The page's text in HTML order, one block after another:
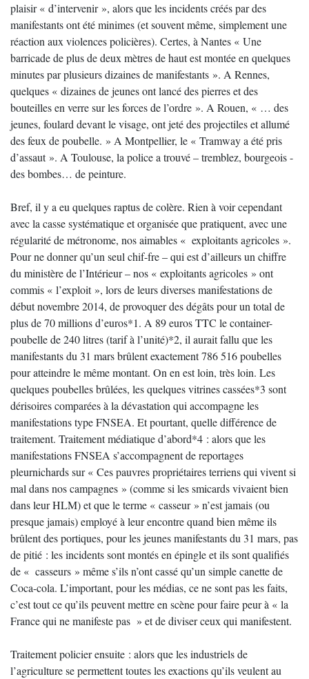
plaisir « d’intervenir », alors que les incidents créés par des
manifestants ont été minimes (et souvent même, simplement une
réaction aux violences policières). Certes, à Nantes « Une
barricade de plus de deux mètres de haut est montée en quelques
minutes par plusieurs dizaines de manifestants ». A Rennes,
quelques « dizaines de jeunes ont lancé des pierres et des
bouteilles en verre sur les forces de l’ordre ». A Rouen, « … des
jeunes, foulard devant le visage, ont jeté des projectiles et allumé
des feux de poubelle. » A Montpellier, le « Tramway a été pris
d’assaut ». A Toulouse, la police a trouvé – tremblez, bourgeois -
des bombes… de peinture.
Bref, il y a eu quelques raptus de colère. Rien à voir cependant
avec la casse systématique et organisée que pratiquent, avec une
régularité de métronome, nos aimables « exploitants agricoles ».
Pour ne donner qu’un seul chif-fre – qui est d’ailleurs un chiffre
du ministère de l’Intérieur – nos « exploitants agricoles » ont
commis « l’exploit », lors de leurs diverses manifestations de
début novembre 2014, de provoquer des dégâts pour un total de
plus de 70 millions d’euros*1. A 89 euros TTC le container-
poubelle de 240 litres (tarif à l’unité)*2, il aurait fallu que les
manifestants du 31 mars brûlent exactement 786 516 poubelles
pour atteindre le même montant. On en est loin, très loin. Les
quelques poubelles brûlées, les quelques vitrines cassées*3 sont
dérisoires comparées à la dévastation qui accompagne les
manifestations type FNSEA. Et pourtant, quelle différence de
traitement. Traitement médiatique d’abord*4 : alors que les
manifestations FNSEA s’accompagnent de reportages
pleurnichards sur « Ces pauvres propriétaires terriens qui vivent si
mal dans nos campagnes » (comme si les smicards vivaient bien
dans leur HLM) et que le terme « casseur » n’est jamais (ou
presque jamais) employé à leur encontre quand bien même ils
brûlent des portiques, pour les jeunes manifestants du 31 mars, pas
de pitié : les incidents sont montés en épingle et ils sont qualifiés
de « casseurs » même s’ils n’ont cassé qu’un simple canette de
Coca-cola. L’important, pour les médias, ce ne sont pas les faits,
c’est tout ce qu’ils peuvent mettre en scène pour faire peur à « la
France qui ne manifeste pas » et de diviser ceux qui manifestent.
Traitement policier ensuite : alors que les industriels de
l’agriculture se permettent toutes les exactions qu’ils veulent au